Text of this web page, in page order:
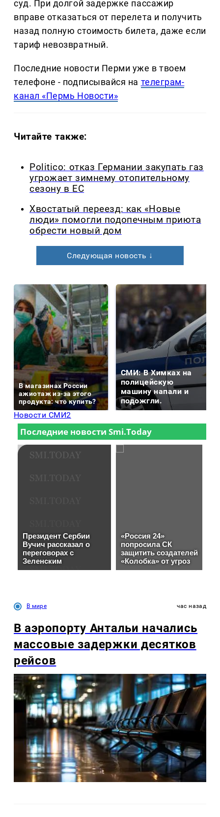
суд. При долгой задержке пассажир
вправе отказаться от перелета и получить
назад полную стоимость билета, даже если
тариф невозвратный.
Последние новости Перми уже в твоем
телефоне - подписывайся на телеграм-
канал «Пермь Новости»
Читайте также:
Politico: отказ Германии закупать газ
угрожает зимнему отопительному
сезону в ЕС
Хвостатый переезд: как «Новые
люди» помогли подопечным приюта
обрести новый дом
Следующая новость ↓
В магазинах России
ажиотаж из-за этого
продукта: что купить?
СМИ: В Химках на
полицейскую
машину напали и
подожгли.
Новости СМИ2
В мире час назад
В аэропорту Антальи начались
массовые задержки десятков
рейсов